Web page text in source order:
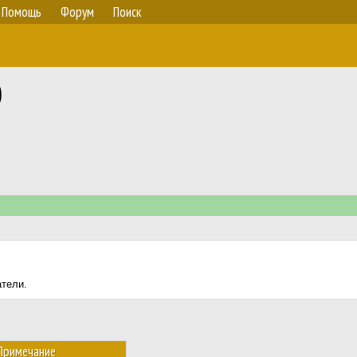
Помощь Форум Поиск